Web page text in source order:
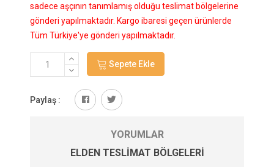
sadece aşçının tanımlamış olduğu teslimat bölgelerine
gönderi yapılmaktadır. Kargo ibaresi geçen ürünlerde
Tüm Türkiye'ye gönderi yapılmaktadır.
Sepete Ekle
Paylaş :
YORUMLAR
ELDEN TESLIMAT BÖLGELERI